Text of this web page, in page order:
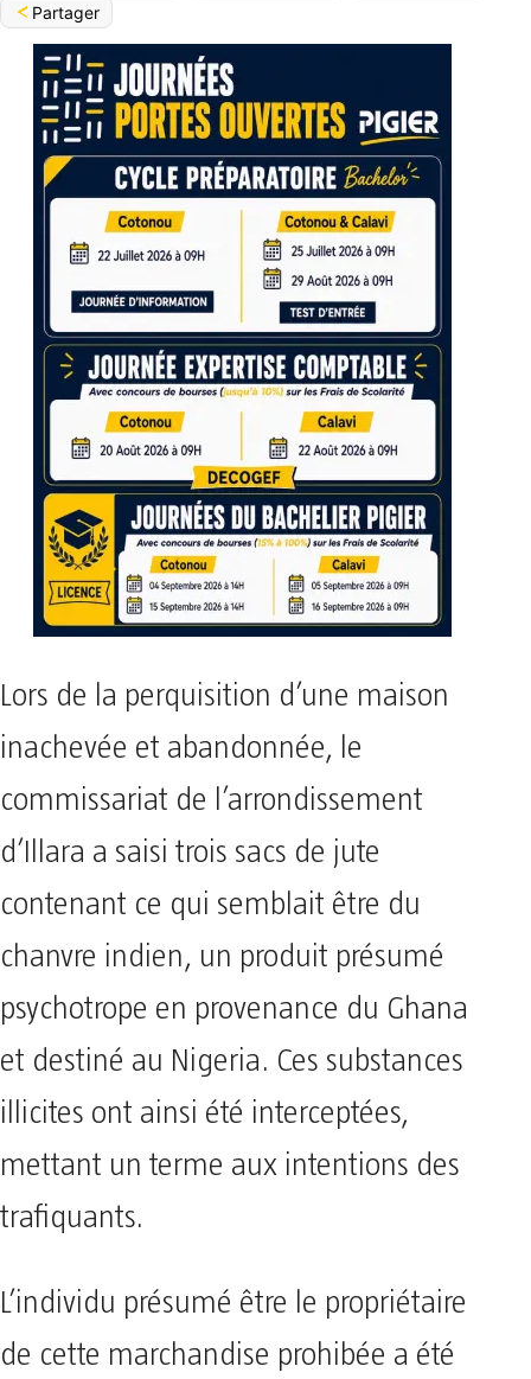
Partager
Lors de la perquisition d’une maison
inachevée et abandonnée, le
commissariat de l’arrondissement
d’Illara a saisi trois sacs de jute
contenant ce qui semblait être du
chanvre indien, un produit présumé
psychotrope en provenance du Ghana
et destiné au Nigeria. Ces substances
illicites ont ainsi été interceptées,
mettant un terme aux intentions des
trafiquants.
L’individu présumé être le propriétaire
de cette marchandise prohibée a été